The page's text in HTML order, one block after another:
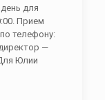
для
Прием
телефону:
—
Юлии